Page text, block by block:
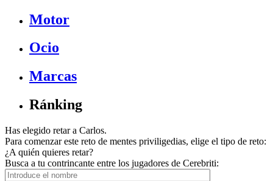
Motor
Ocio
Marcas
Ránking
Has elegido retar a Carlos.
Para comenzar este reto de mentes priviligedias, elige el tipo de reto:
¿A quién quieres retar?
Busca a tu contrincante entre los jugadores de Cerebriti: